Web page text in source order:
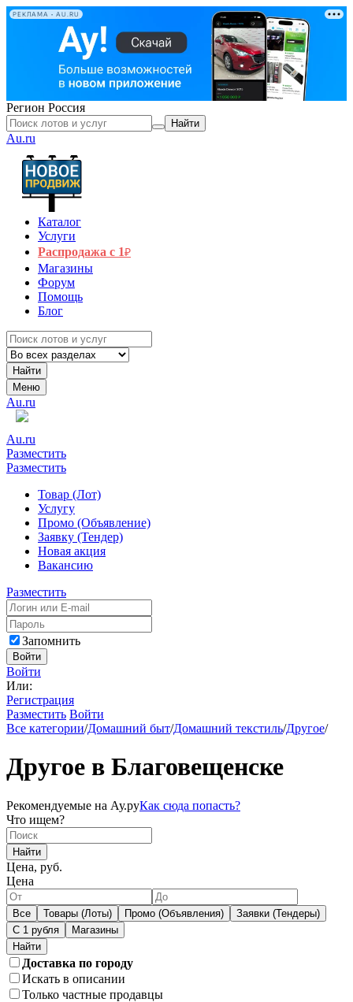
РЕКЛАМА • AU.RU
Регион Россия
Найти
Au.ru
Каталог
Услуги
Распродажа с 1₽
Магазины
Форум
Помощь
Блог
Найти
Меню
Au.ru
Au.ru
Разместить
Разместить
Товар (Лот)
Услугу
Промо (Объявление)
Заявку (Тендер)
Новая акция
Вакансию
Разместить
Запомнить
Войти
Войти
Или:
Регистрация
Разместить Войти
Все категории/Домашний быт/Домашний текстиль/Другое/
Другое в Благовещенске
Рекомендуемые на Ау.руКак сюда попасть?
Что ищем?
Найти
Цена, руб.
Цена
Все Товары (Лоты) Промо (Объявления)
Заявки (Тендеры)
С 1 рубля
Магазины
Доставка по городу
Искать в описании
Только частные продавцы